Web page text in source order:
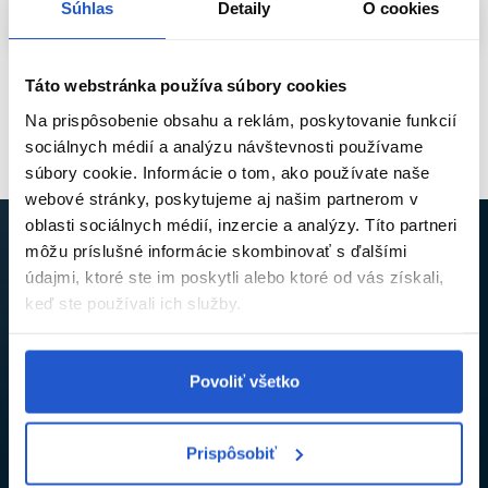
Súhlas Detaily O cookies
Táto webstránka používa súbory cookies
Na prispôsobenie obsahu a reklám, poskytovanie funkcií
sociálnych médií a analýzu návštevnosti používame
súbory cookie. Informácie o tom, ako používate naše
webové stránky, poskytujeme aj našim partnerom v
oblasti sociálnych médií, inzercie a analýzy. Títo partneri
môžu príslušné informácie skombinovať s ďalšími
údajmi, ktoré ste im poskytli alebo ktoré od vás získali,
keď ste používali ich služby.
Povoliť všetko
Prispôsobiť
každým kučerám vyhovuje pri každom umytí. Ak sú vlasy po
striedajte ju so zmäkčujúcou starostlivosťou.
AKO VYBRAŤ MASKU
PODĽA HRÚBKY A
PORÉZNOSTI
Jemné vlnité vlasy sa môžu hutným produktom rýchlo
zaťažiť. Vhodnejšia je ľahšia maska, malé množstvo a
dôkladné opláchnutie. Hrubé, husté alebo chemicky
ošetrené kučery často znesú bohatšiu receptúru. Porézne
vlasy rýchlo prijímajú vodu, ale môžu ju aj rýchlo strácať;
prospeje im kombinácia kondicionačných a filmotvorných
domácim testom vo vode, preto sledujte najmä správanie
vlasov počas niekoľkých umytí.
MASKA NA VLNITÉ VLASY
BEZ STRATY OBJEMU
Pozreli ste2z2produktov
NECH VÁM NEUJDE ŽIADNA NOVINKA ANI
Prihláste sa na odber newslettra a získajte kód na
ktorý vám pošleme na e-mail.